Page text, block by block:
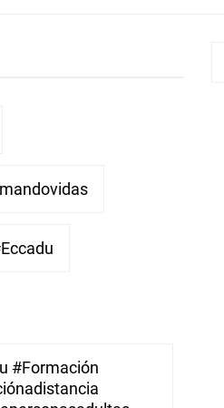
#formación